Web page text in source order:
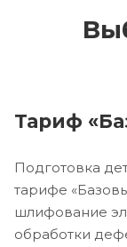
Тариф
Подготовка
тарифе
шлифование
обработки